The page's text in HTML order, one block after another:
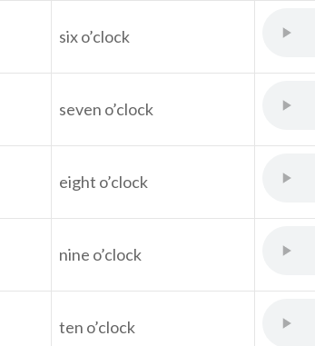
six o’clock
seven o’clock
eight o’clock
nine o’clock
ten o’clock